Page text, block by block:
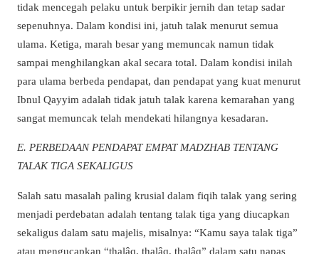
tidak mencegah pelaku untuk berpikir jernih dan tetap sadar
sepenuhnya. Dalam kondisi ini, jatuh talak menurut semua
ulama. Ketiga, marah besar yang memuncak namun tidak
sampai menghilangkan akal secara total. Dalam kondisi inilah
para ulama berbeda pendapat, dan pendapat yang kuat menurut
Ibnul Qayyim adalah tidak jatuh talak karena kemarahan yang
sangat memuncak telah mendekati hilangnya kesadaran.
E. PERBEDAAN PENDAPAT EMPAT MADZHAB TENTANG
TALAK TIGA SEKALIGUS
Salah satu masalah paling krusial dalam fiqih talak yang sering
menjadi perdebatan adalah tentang talak tiga yang diucapkan
sekaligus dalam satu majelis, misalnya: “Kamu saya talak tiga”
atau mengucapkan “thalâq, thalâq, thalâq” dalam satu napas